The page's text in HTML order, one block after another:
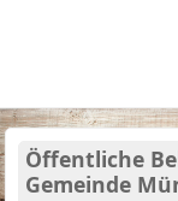
Öffentliche
Gemeinde